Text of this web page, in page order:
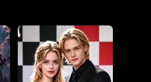
EP 34 EP 35 EP 36